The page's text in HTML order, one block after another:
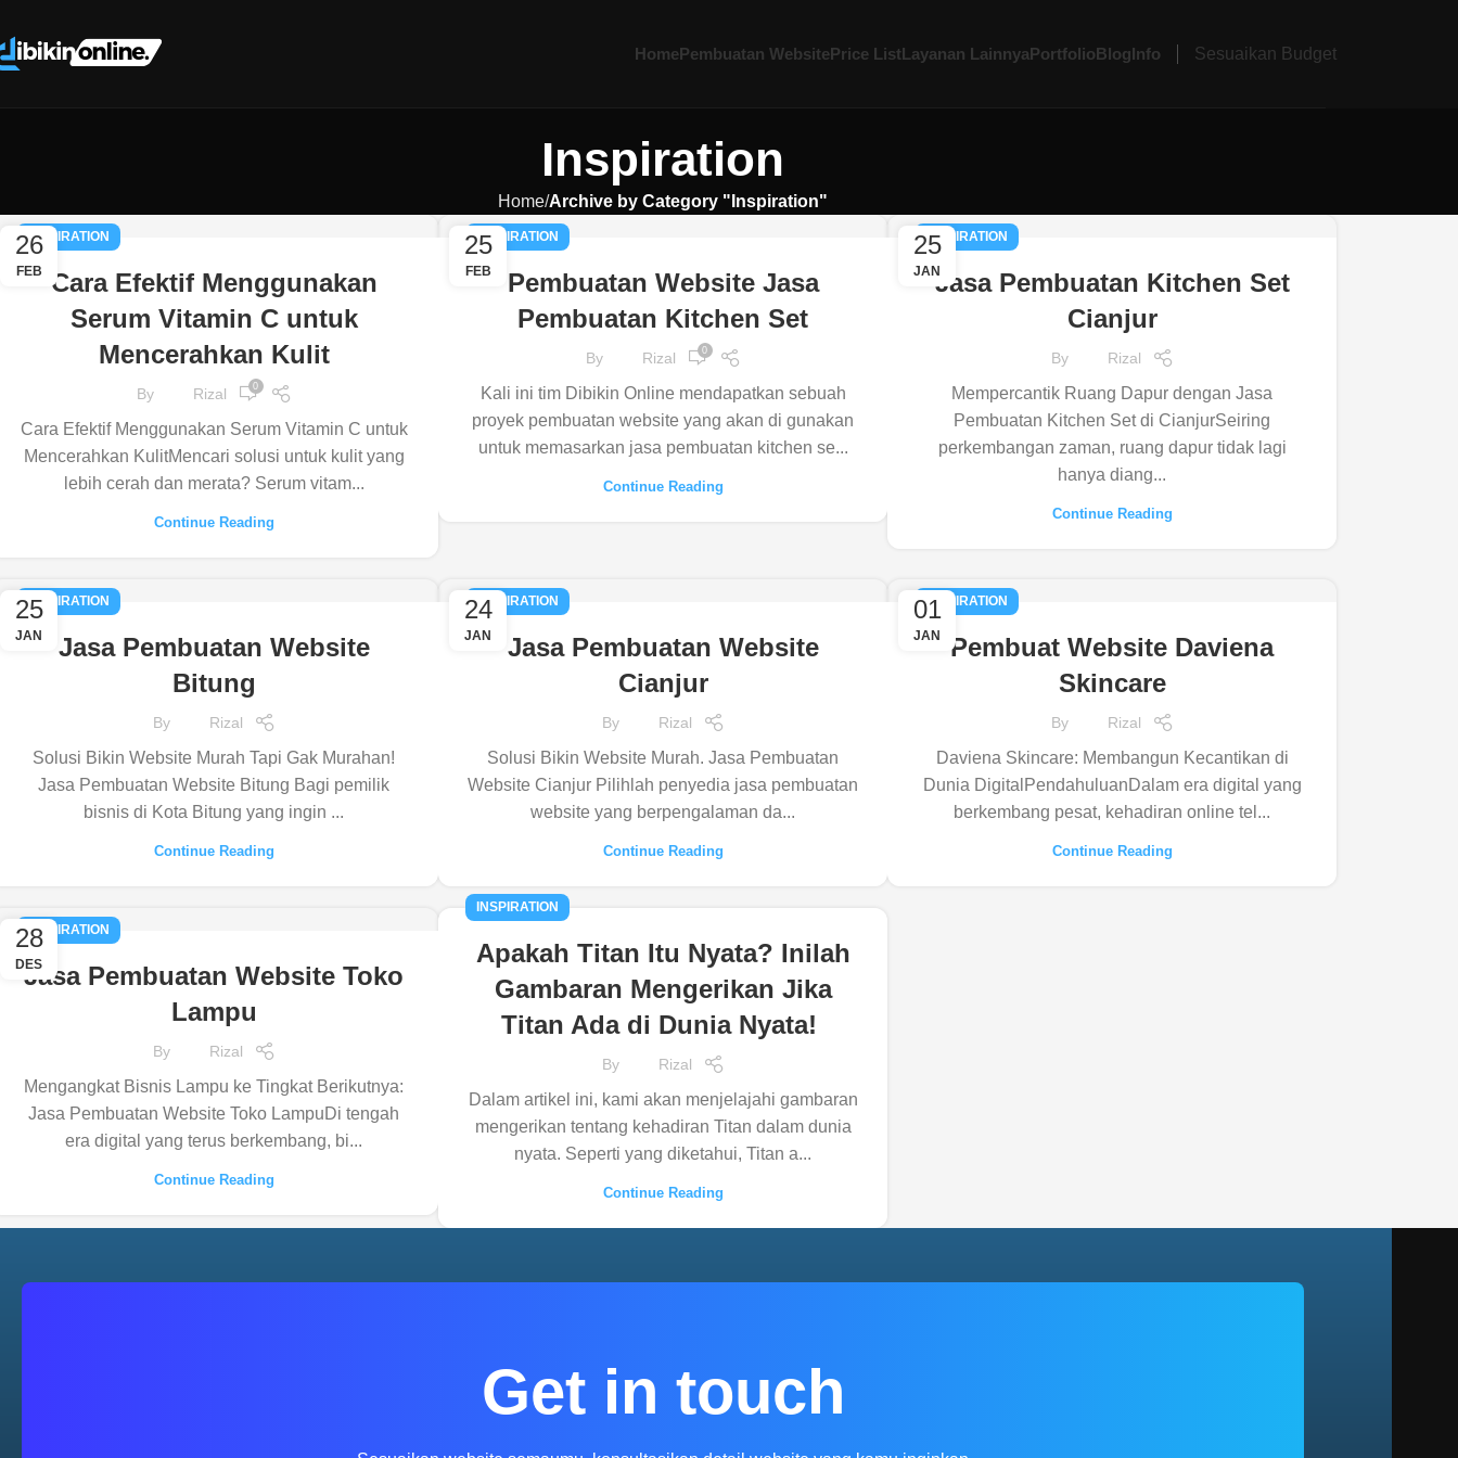
HomePembuatan WebsitePrice ListLayanan LainnyaPortfolioBlogInfo Sesuaikan Budget
Inspiration
Home Archive by Category "Inspiration"
26
FEB
INSPIRATION
Cara Efektif Menggunakan
Serum Vitamin C untuk
Mencerahkan Kulit
By Rizal 0
Cara Efektif Menggunakan Serum Vitamin C untuk
Mencerahkan KulitMencari solusi untuk kulit yang
lebih cerah dan merata? Serum vitam...
Continue Reading
25
FEB
INSPIRATION
Pembuatan Website Jasa
Pembuatan Kitchen Set
By Rizal 0
Kali ini tim Dibikin Online mendapatkan sebuah
proyek pembuatan website yang akan di gunakan
untuk memasarkan jasa pembuatan kitchen se...
Continue Reading
25
JAN
INSPIRATION
Jasa Pembuatan Kitchen Set
Cianjur
By Rizal
Mempercantik Ruang Dapur dengan Jasa
Pembuatan Kitchen Set di CianjurSeiring
perkembangan zaman, ruang dapur tidak lagi
hanya diang...
Continue Reading
25
JAN
INSPIRATION
Jasa Pembuatan Website
Bitung
By Rizal
Solusi Bikin Website Murah Tapi Gak Murahan!
Jasa Pembuatan Website Bitung Bagi pemilik
bisnis di Kota Bitung yang ingin ...
Continue Reading
24
JAN
INSPIRATION
Jasa Pembuatan Website
Cianjur
By Rizal
Solusi Bikin Website Murah. Jasa Pembuatan
Website Cianjur Pilihlah penyedia jasa pembuatan
website yang berpengalaman da...
Continue Reading
01
JAN
INSPIRATION
Pembuat Website Daviena
Skincare
By Rizal
Daviena Skincare: Membangun Kecantikan di
Dunia DigitalPendahuluanDalam era digital yang
berkembang pesat, kehadiran online tel...
Continue Reading
28
DES
INSPIRATION
Jasa Pembuatan Website Toko
Lampu
By Rizal
Mengangkat Bisnis Lampu ke Tingkat Berikutnya:
Jasa Pembuatan Website Toko LampuDi tengah
era digital yang terus berkembang, bi...
Continue Reading
INSPIRATION
Apakah Titan Itu Nyata? Inilah
Gambaran Mengerikan Jika
Titan Ada di Dunia Nyata!
By Rizal
Dalam artikel ini, kami akan menjelajahi gambaran
mengerikan tentang kehadiran Titan dalam dunia
nyata. Seperti yang diketahui, Titan a...
Continue Reading
Get in touch